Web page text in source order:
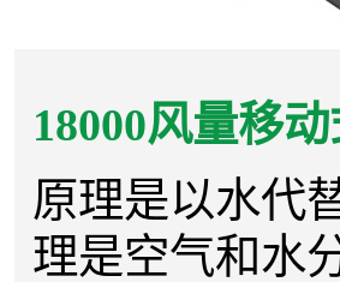
18000风量移
原理是以水代
理是空气和水